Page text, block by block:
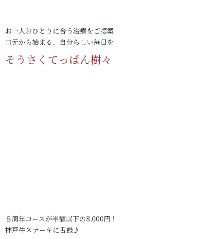
お一人おひとりに合う治療をご提案
口元から始まる、自分らしい毎日を
そうさくてっぱん樹々
８周年コースが半額以下の8,000円！
神戸牛ステーキに舌鼓♪